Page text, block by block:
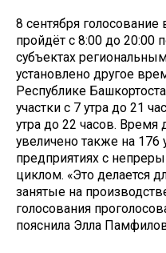
8 сентября
пройдёт с 8:00 до 20:00
субъектах
установлено другое
Республике
участки с 7 утра до 21
утра до 22 часов. Время
увеличено также на 176
предприятиях с
циклом. «Это делается
занятые на
голосования
пояснила Элла